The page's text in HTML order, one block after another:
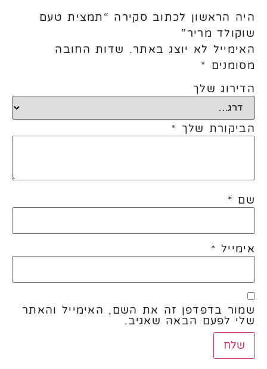
היה הראשון לכתוב סקירה “תמצית טעם
שוקולד מריר”
האימייל לא יוצג באתר. שדות החובה
מסומנים *
הדירוג שלך
הביקורת שלך *
שם *
אימייל *
שמור בדפדפן זה את השם, האימייל והאתר
שלי לפעם הבאה שאגיב.